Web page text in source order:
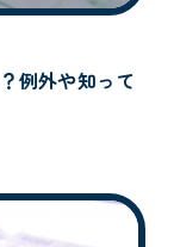
例外や知って